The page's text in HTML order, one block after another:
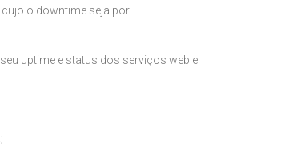
o downtime seja por
uptime e status dos serviços web e